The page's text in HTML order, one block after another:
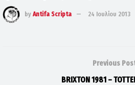
by Antifa Scripta 24 Ιουλίου 2013
Previous
BRIXTON 1981 –